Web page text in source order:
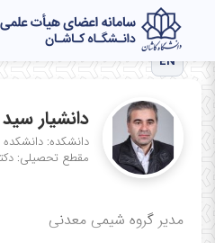
EN
دانشیار سید
دانشکده:
مقطع تحصیلی:
مدیر گروه شیمی معدنی